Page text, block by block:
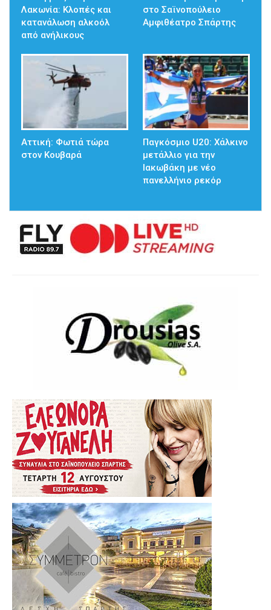
Λακωνία: Κλοπές και
κατανάλωση αλκοόλ
από ανήλικους
στο Σαϊνοπούλειο
Αμφιθέατρο Σπάρτης
Αττική: Φωτιά τώρα
στον Κουβαρά
Παγκόσμιο U20: Χάλκινο
μετάλλιο για την
Ιακωβάκη με νέο
πανελλήνιο ρεκόρ